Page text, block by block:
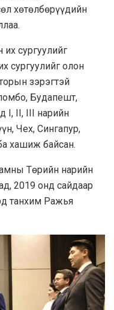
хөтөлбөрүүдийн
сургуулийг
сургуулийг олон
зэрэгтэй
Будапешт,
I, II, III нарийн
Чех, Сингапур,
хашиж байсан.
Төрийн нарийн
2019 онд сайдаар
танхим Ражья